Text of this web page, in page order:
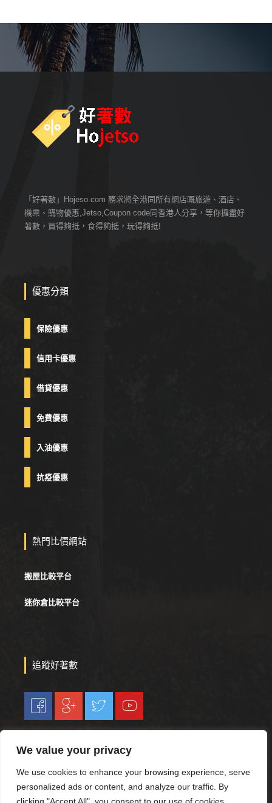
We value your privacy
We use cookies to enhance your browsing experience, serve
personalized ads or content, and analyze our traffic. By
「好著數」Hojeso.com 務求將全港同所有網店嘅旅遊、酒店、
機票、購物優惠,Jetso,Coupon code同香港人分享，等你攞盡好
著數，買得夠抵，食得夠抵，玩得夠抵!
優惠分類
保險優惠
信用卡優惠
借貸優惠
免費優惠
入油優惠
抗疫優惠
熱門比價網站
搬屋比較平台
迷你倉比較平台
追蹤好著數